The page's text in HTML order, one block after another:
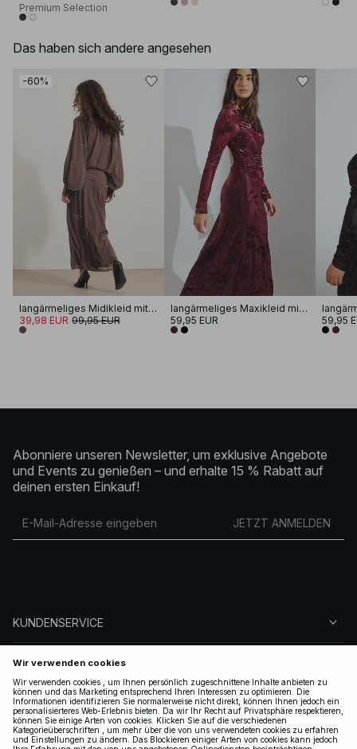
Premium Selection
Das haben sich andere angesehen
-60%
langärmeliges Midikleid mit Strasssteinen
39,98 EUR 99,95 EUR
langärmeliges Maxikleid mit offenem Rücken
59,95 EUR
59,95
Abonniere unseren Newsletter, um exklusive Angebote
und Events zu genießen – und erhalte 15 % Rabatt auf
deinen ersten Einkauf!
JETZT ANMELDEN
KUNDENSERVICE
ÜBER NA-KD
FOLGEN SIE UNS
LEGAL